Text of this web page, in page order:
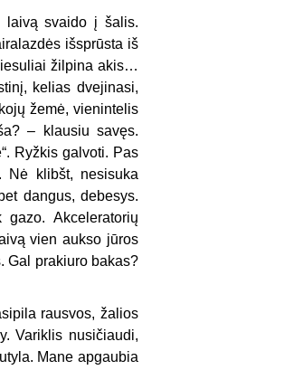
laivą svaido į šalis.
išsprūsta iš
žilpina akis…
kelias dvejinasi,
žemė, vienintelis
– klausiu savęs.
Ryžkis galvoti. Pas
Nė klibšt, nesisuka
dangus, debesys.
Akceleratorių
vien aukso jūros
Gal prakiuro bakas?
rausvos, žalios
Variklis nusičiaudi,
Mane apgaubia